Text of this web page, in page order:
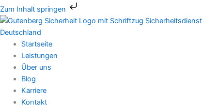
Zum Inhalt springen
Zum
Inhalt
springen
Startseite
Leistungen
Über uns
Blog
Karriere
Kontakt